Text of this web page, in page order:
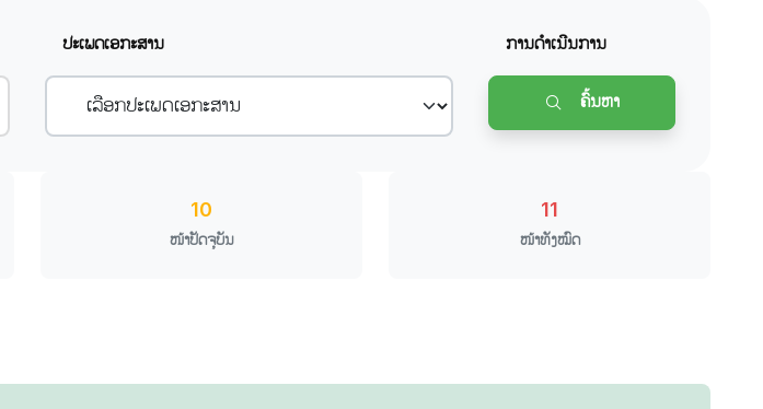
ປະເພດເອກະສານ ການດຳເນີນການ
ຄົ້ນຫາ
10
ໜ້າປັດຈຸບັນ
11
ໜ້າທັງໝົດ